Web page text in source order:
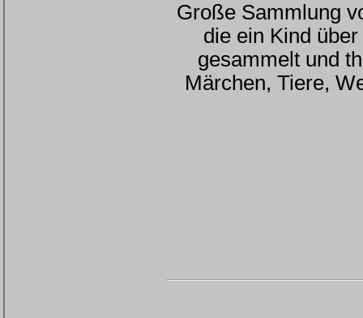
Große Sammlung
die ein Kind
gesammelt und
Märchen, Tiere,